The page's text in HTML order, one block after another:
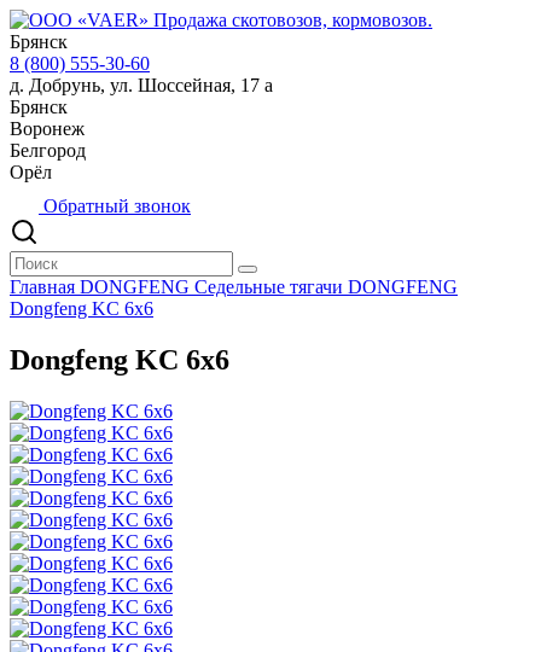
Брянск
8 (800) 555-30-60
д. Добрунь, ул. Шоссейная, 17 а
Брянск
Воронеж
Белгород
Орёл
Обратный звонок
Главная DONGFENG Седельные тягачи DONGFENG
Dongfeng KC 6x6
Dongfeng KC 6x6